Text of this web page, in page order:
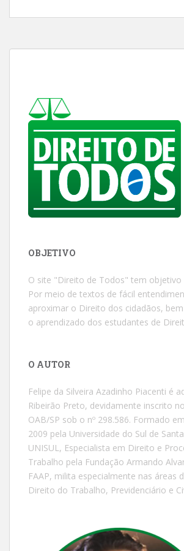
OBJETIVO
O site "Direito de Todos" tem objetivo
Por meio de textos de fácil
aproximar o Direito dos cidadãos,
o aprendizado dos estudantes de
O AUTOR
Felipe da Silveira Azadinho Piacenti é
Ribeirão Preto, devidamente inscrito
OAB/SP sob o nº 298.586. Formado
2009 pela Universidade do Sul de
UNISUL, Especialista em Direito e
Trabalho pela Fundação Armando
FAAP, milita especialmente nas áreas
Direito do Trabalho, Previdenciário e